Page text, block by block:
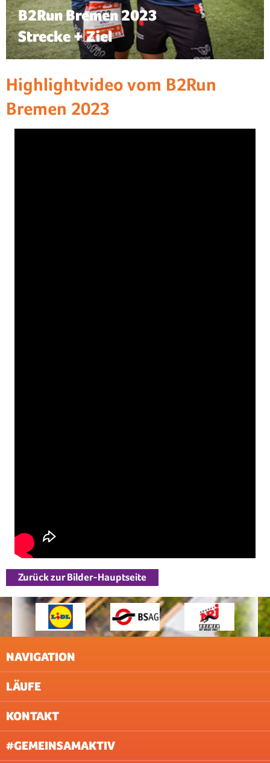
B2Run Bremen 2023
Strecke + Ziel
Highlightvideo vom B2Run
Bremen 2023
Zurück zur Bilder-Hauptseite
NAVIGATION
IMPRESSUM
AGB
UNTERNEHMEN
ABOUT & JOBS
FAQ
DATENSCHUTZ (WEBSITE)
LÄUFE
AACHEN
BERLIN
BREMEN
KONTAKT
#GEMEINSAMAKTIV